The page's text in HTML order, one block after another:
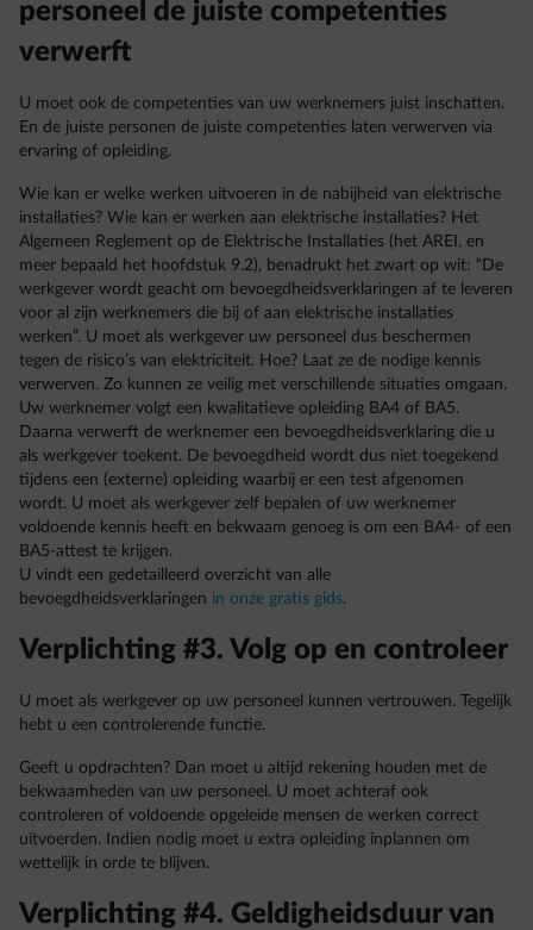
personeel de juiste competenties
verwerft
U moet ook de competenties van uw werknemers juist inschatten.
En de juiste personen de juiste competenties laten verwerven via
ervaring of opleiding.
Wie kan er welke werken uitvoeren in de nabijheid van elektrische
installaties? Wie kan er werken aan elektrische installaties? Het
Algemeen Reglement op de Elektrische Installaties (het AREI, en
meer bepaald het hoofdstuk 9.2), benadrukt het zwart op wit: “De
werkgever wordt geacht om bevoegdheidsverklaringen af te leveren
voor al zijn werknemers die bij of aan elektrische installaties
werken”. U moet als werkgever uw personeel dus beschermen
tegen de risico’s van elektriciteit. Hoe? Laat ze de nodige kennis
verwerven. Zo kunnen ze veilig met verschillende situaties omgaan.
Uw werknemer volgt een kwalitatieve opleiding BA4 of BA5.
Daarna verwerft de werknemer een bevoegdheidsverklaring die u
als werkgever toekent. De bevoegdheid wordt dus niet toegekend
tijdens een (externe) opleiding waarbij er een test afgenomen
wordt. U moet als werkgever zelf bepalen of uw werknemer
voldoende kennis heeft en bekwaam genoeg is om een BA4- of een
BA5-attest te krijgen.
U vindt een gedetailleerd overzicht van alle
bevoegdheidsverklaringen in onze gratis gids.
Verplichting #3. Volg op en controleer
U moet als werkgever op uw personeel kunnen vertrouwen. Tegelijk
hebt u een controlerende functie.
Geeft u opdrachten? Dan moet u altijd rekening houden met de
bekwaamheden van uw personeel. U moet achteraf ook
controleren of voldoende opgeleide mensen de werken correct
uitvoerden. Indien nodig moet u extra opleiding inplannen om
wettelijk in orde te blijven.
Verplichting #4. Geldigheidsduur van